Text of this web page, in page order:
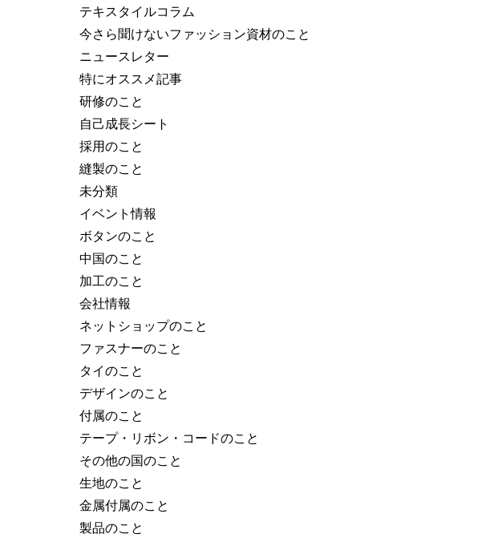
テキスタイルコラム
今さら聞けないファッション資材のこと
ニュースレター
特にオススメ記事
研修のこと
自己成長シート
採用のこと
縫製のこと
未分類
イベント情報
ボタンのこと
中国のこと
加工のこと
会社情報
ネットショップのこと
ファスナーのこと
タイのこと
デザインのこと
付属のこと
テープ・リボン・コードのこと
その他の国のこと
生地のこと
金属付属のこと
製品のこと